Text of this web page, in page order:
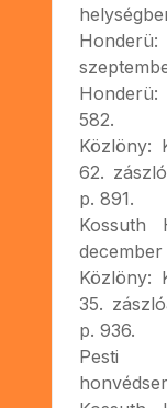
Honderü:
582.
Közlöny:
62.
p. 891.
Kossuth
december
Közlöny:
35.
p. 936.
Pesti